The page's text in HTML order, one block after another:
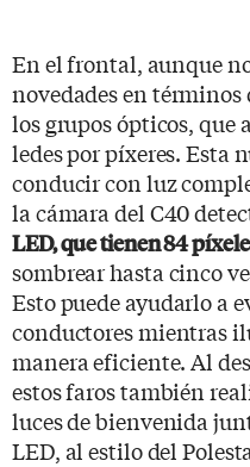
En el frontal, aunque
novedades en términos
los grupos ópticos, que
ledes por píxeres. Esta
conducir con luz
la cámara del C40
LED, que tienen 84
sombrear hasta cinco
Esto puede ayudarlo a
conductores mientras
manera eficiente. Al
estos faros también
luces de bienvenida
LED, al estilo del